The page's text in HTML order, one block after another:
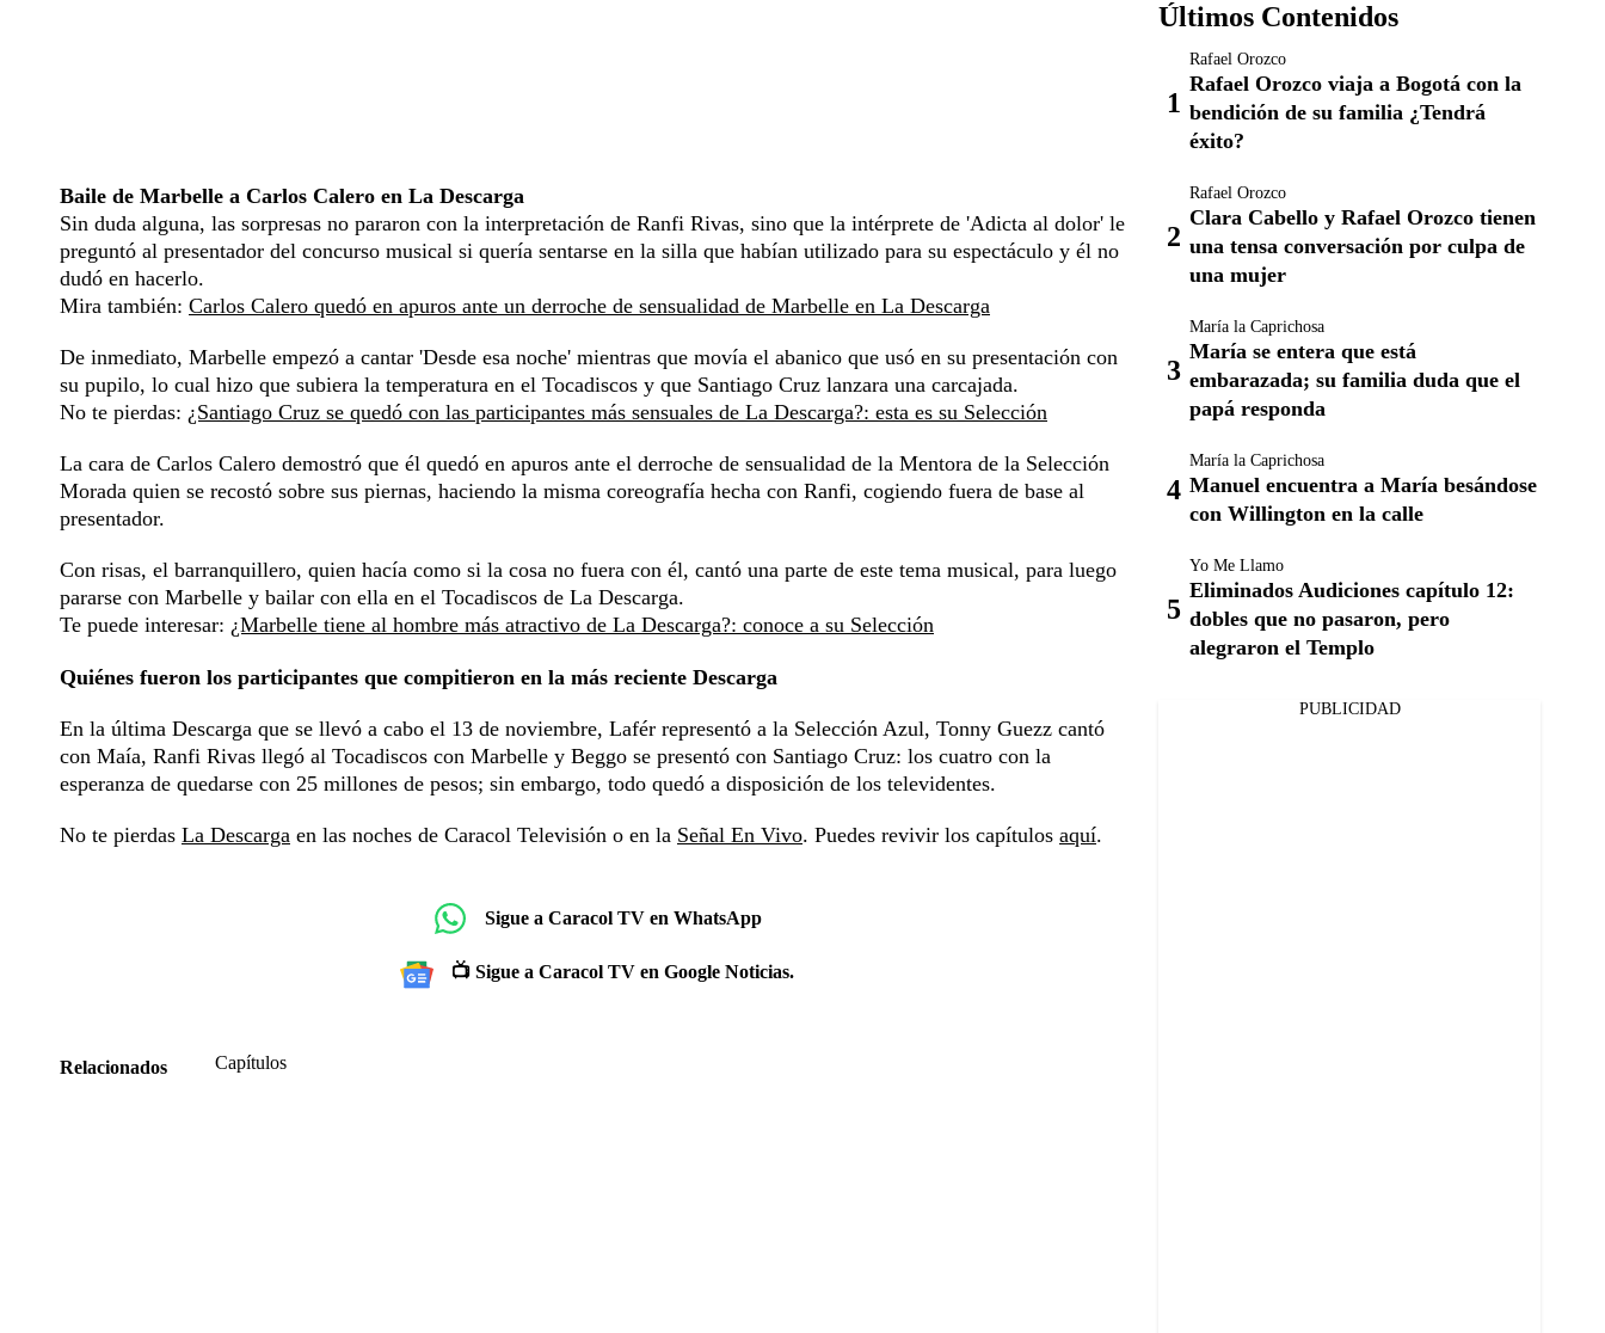
Baile de Marbelle a Carlos Calero en La Descarga
Sin duda alguna, las sorpresas no pararon con la interpretación de Ranfi Rivas, sino que la intérprete de 'Adicta al dolor' le
preguntó al presentador del concurso musical si quería sentarse en la silla que habían utilizado para su espectáculo y él no
dudó en hacerlo.
Mira también: Carlos Calero quedó en apuros ante un derroche de sensualidad de Marbelle en La Descarga
De inmediato, Marbelle empezó a cantar 'Desde esa noche' mientras que movía el abanico que usó en su presentación con
su pupilo, lo cual hizo que subiera la temperatura en el Tocadiscos y que Santiago Cruz lanzara una carcajada.
No te pierdas: ¿Santiago Cruz se quedó con las participantes más sensuales de La Descarga?: esta es su Selección
La cara de Carlos Calero demostró que él quedó en apuros ante el derroche de sensualidad de la Mentora de la Selección
Morada quien se recostó sobre sus piernas, haciendo la misma coreografía hecha con Ranfi, cogiendo fuera de base al
presentador.
Con risas, el barranquillero, quien hacía como si la cosa no fuera con él, cantó una parte de este tema musical, para luego
pararse con Marbelle y bailar con ella en el Tocadiscos de La Descarga.
Te puede interesar: ¿Marbelle tiene al hombre más atractivo de La Descarga?: conoce a su Selección
Quiénes fueron los participantes que compitieron en la más reciente Descarga
En la última Descarga que se llevó a cabo el 13 de noviembre, Lafér representó a la Selección Azul, Tonny Guezz cantó
con Maía, Ranfi Rivas llegó al Tocadiscos con Marbelle y Beggo se presentó con Santiago Cruz: los cuatro con la
esperanza de quedarse con 25 millones de pesos; sin embargo, todo quedó a disposición de los televidentes.
No te pierdas La Descarga en las noches de Caracol Televisión o en la Señal En Vivo. Puedes revivir los capítulos aquí.
Sigue a Caracol TV en WhatsApp
📺 Sigue a Caracol TV en Google Noticias.
Relacionados Capítulos
Últimos Contenidos
Rafael Orozco
Rafael Orozco viaja a Bogotá con la
bendición de su familia ¿Tendrá
éxito?
Rafael Orozco
Clara Cabello y Rafael Orozco tienen
una tensa conversación por culpa de
una mujer
María la Caprichosa
María se entera que está
embarazada; su familia duda que el
papá responda
María la Caprichosa
Manuel encuentra a María besándose
con Willington en la calle
Yo Me Llamo
Eliminados Audiciones capítulo 12:
dobles que no pasaron, pero
alegraron el Templo
PUBLICIDAD